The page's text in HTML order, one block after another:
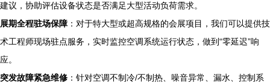
建议，协助评估设备状态是否满足大型活动负荷需求。
展期全程驻场保障 ：对于特大型或超高规格的会展项目，我们可以提供技
术工程师现场驻点服务，实时监控空调系统运行状态，做到“零延迟”响
应。
突发故障紧急维修 ：针对空调不制冷/不制热、噪音异常、漏水、控制系